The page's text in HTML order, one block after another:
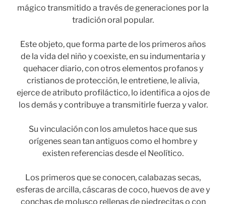
mágico transmitido a través de generaciones por la
tradición oral popular.
Este objeto, que forma parte de los primeros años
de la vida del niño y coexiste, en su indumentaria y
quehacer diario, con otros elementos profanos y
cristianos de protección, le entretiene, le alivia,
ejerce de atributo profiláctico, lo identifica a ojos de
los demás y contribuye a transmitirle fuerza y valor.
Su vinculación con los amuletos hace que sus
orígenes sean tan antiguos como el hombre y
existen referencias desde el Neolítico.
Los primeros que se conocen, calabazas secas,
esferas de arcilla, cáscaras de coco, huevos de ave y
conchas de molusco rellenas de piedrecitas o con